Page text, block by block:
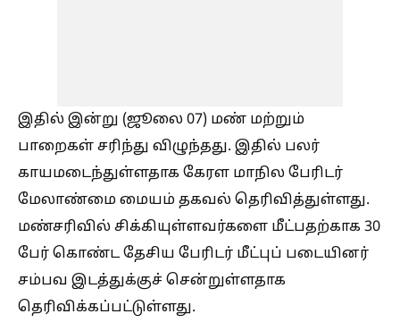
இதில் இன்று (ஜூலை 07) மண் மற்றும்
பாறைகள் சரிந்து விழுந்தது. இதில் பலர்
காயமடைந்துள்ளதாக கேரள மாநில பேரிடர்
மேலாண்மை மையம் தகவல் தெரிவித்துள்ளது.
மண்சரிவில் சிக்கியுள்ளவர்களை மீட்பதற்காக 30
பேர் கொண்ட தேசிய பேரிடர் மீட்புப் படையினர்
சம்பவ இடத்துக்குச் சென்றுள்ளதாக
தெரிவிக்கப்பட்டுள்ளது.